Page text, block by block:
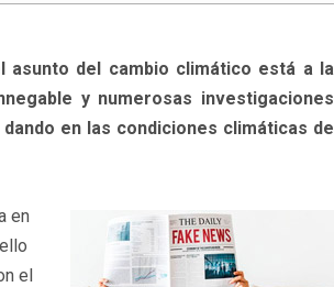
asunto del cambio climático está a la
y numerosas investigaciones
en las condiciones climáticas de
en
el